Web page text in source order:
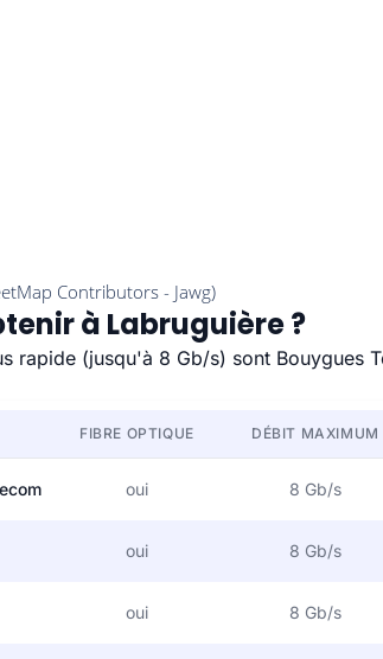
à Labruguière ?
rapide (jusqu'à 8 Gb/s) sont Bouygues
FIBRE OPTIQUE DÉBIT MAXIMUM
oui 8 Gb/s
oui 8 Gb/s
oui 8 Gb/s